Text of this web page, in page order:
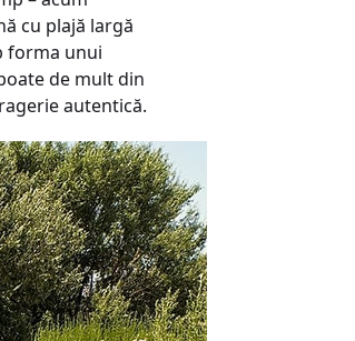
cu plajă largă
forma unui
de mult din
autentică.